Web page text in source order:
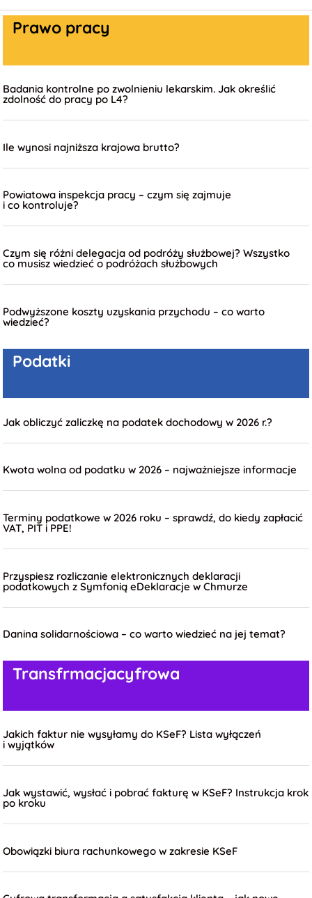
Prawo pracy
Badania kontrolne po zwolnieniu lekarskim. Jak określić
zdolność do pracy po L4?
Ile wynosi najniższa krajowa brutto?
Powiatowa inspekcja pracy – czym się zajmuje
i co kontroluje?
Czym się różni delegacja od podróży służbowej? Wszystko
co musisz wiedzieć o podróżach służbowych
Podwyższone koszty uzyskania przychodu – co warto
wiedzieć?
Podatki
Jak obliczyć zaliczkę na podatek dochodowy w 2026 r.?
Kwota wolna od podatku w 2026 – najważniejsze informacje
Terminy podatkowe w 2026 roku – sprawdź, do kiedy zapłacić
VAT, PIT i PPE!
Przyspiesz rozliczanie elektronicznych deklaracji
podatkowych z Symfonią eDeklaracje w Chmurze
Danina solidarnościowa – co warto wiedzieć na jej temat?
Transfrmacjacyfrowa
Jakich faktur nie wysyłamy do KSeF? Lista wyłączeń
i wyjątków
Jak wystawić, wysłać i pobrać fakturę w KSeF? Instrukcja krok
po kroku
Obowiązki biura rachunkowego w zakresie KSeF